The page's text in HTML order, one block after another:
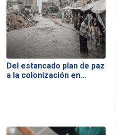
Del estancado plan de paz
a la colonización en…